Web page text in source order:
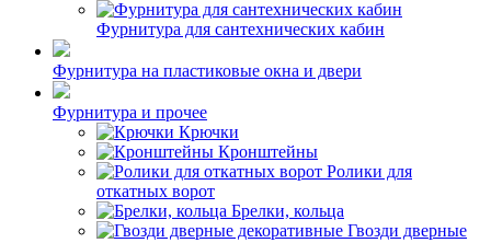
Фурнитура для сантехнических кабин
Фурнитура на пластиковые окна и двери
Фурнитура и прочее
Крючки
Кронштейны
Ролики для
откатных ворот
Брелки, кольца
Гвозди дверные